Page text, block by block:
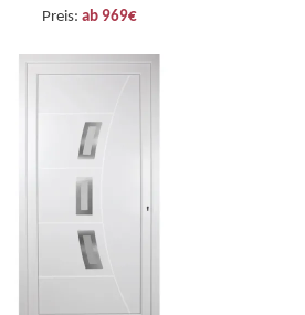
Preis: ab 969€